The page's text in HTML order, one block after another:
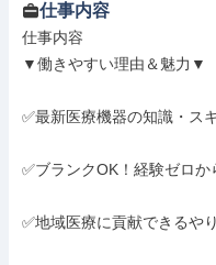
仕事内容
仕事内容
▼働きやすい理由＆魅力▼
✅最新医療機器の知識・ス
✅ブランクOK！経験ゼロ
✅地域医療に貢献できるや